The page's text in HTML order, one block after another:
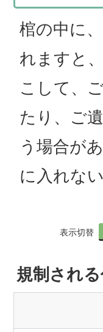
棺の中に
れますと
こして、
たり、ご
う場合が
に入れな
表
み
表示切替
規制され